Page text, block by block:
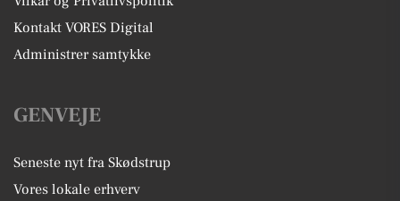
Kontakt VORES Digital
Administrer samtykke
GENVEJE
Seneste nyt fra Skødstrup
Vores lokale erhverv